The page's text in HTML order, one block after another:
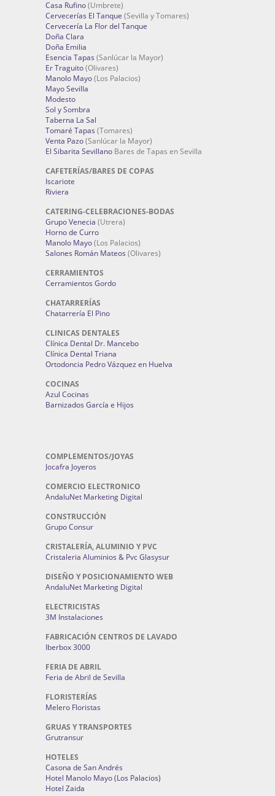
Casa Rufino(Umbrete)
Cervecerías El Tanque (Sevilla y Tomares)
Cervecería La Flor del Tanque
Doña Clara
Doña Emilia
Esencia Tapas (Sanlúcar la Mayor)
Er Traguito(Olivares)
Manolo Mayo(Los Palacios)
Mayo Sevilla
Modesto
Sol y Sombra
Taberna La Sal
Tomaré Tapas (Tomares)
Venta Pazo(Sanlúcar la Mayor)
El Sibarita Sevillano Bares de Tapas en Sevilla
CAFETERÍAS/BARES DE COPAS
Iscariote
Riviera
CATERING-CELEBRACIONES-BODAS
Grupo Venecia (Utrera)
Horno de Curro
Manolo Mayo(Los Palacios)
Salones Román Mateos (Olivares)
CERRAMIENTOS
Cerramientos Gordo
CHATARRERÍAS
Chatarrería El Pino
CLINICAS DENTALES
Clínica Dental Dr. Mancebo
Clínica Dental Triana
Ortodoncia Pedro Vázquez en Huelva
COCINAS
Azul Cocinas
Barnizados García e Hijos
COMPLEMENTOS/JOYAS
Jocafra Joyeros
COMERCIO ELECTRONICO
AndaluNet Marketing Digital
CONSTRUCCIÓN
Grupo Consur
CRISTALERÍA, ALUMINIO Y PVC
Cristaleria Aluminios & Pvc Glasysur
DISEÑO Y POSICIONAMIENTO WEB
AndaluNet Marketing Digital
ELECTRICISTAS
3M Instalaciones
FABRICACIÓN CENTROS DE LAVADO
Iberbox 3000
FERIA DE ABRIL
Feria de Abril de Sevilla
FLORISTERÍAS
Melero Floristas
GRUAS Y TRANSPORTES
Grutransur
HOTELES
Casona de San Andrés
Hotel Manolo Mayo (Los Palacios)
Hotel Zaida